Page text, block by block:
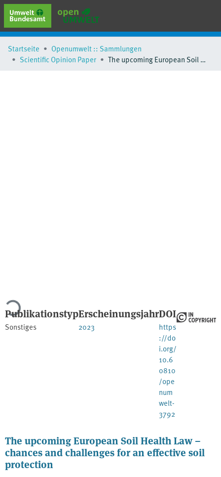
erweiterte Suche
Browse
Startseite
Openumwelt :: Sammlungen
Scientific Opinion Paper
The upcoming European Soil Health Law – chances and challenges for an effective soil protection
Publikationstyp
Sonstiges
Erscheinungsjahr
2023
DOI
https
://do
i.org/
10.6
0810
/ope
num
welt-
3792
The upcoming European Soil Health Law –
chances and challenges for an effective soil
protection